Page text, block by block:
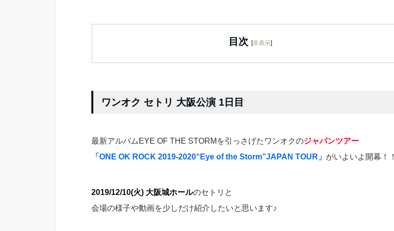
目次 [非表示]
ワンオク セトリ 大阪公演 1日目
最新アルバムEYE OF THE STORMを引っさげたワンオクのジャパンツアー
「ONE OK ROCK 2019-2020“Eye of the Storm”JAPAN TOUR」 がいよいよ開幕！！
2019/12/10(火) 大阪城ホールのセトリと
会場の様子や動画を少しだけ紹介したいと思います♪